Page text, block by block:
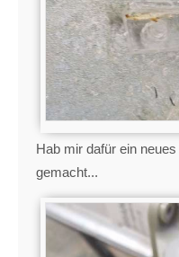
Hab mir dafür ein
gemacht...